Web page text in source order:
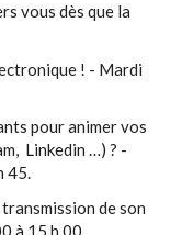
vous dès que la
! - Mardi
pour animer vos
Linkedin …) ? -
45.
de son
à 15 h 00.